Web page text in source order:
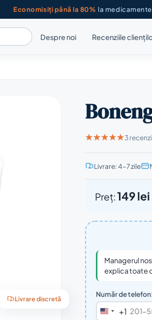
Economisiți până la 80% la
Despre noi Recenziile
Livrare discretă
3
Livrare: 4–7 zile
Preț:149 lei
Managerul
explica toate
Număr de
United
+1